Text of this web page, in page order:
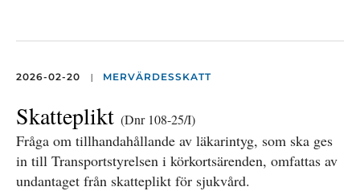
2026-02-20 | MERVÄRDESSKATT
Skatteplikt (Dnr 108-25/I)
Fråga om tillhandahållande av läkarintyg, som ska ges
in till Transportstyrelsen i körkortsärenden, omfattas av
undantaget från skatteplikt för sjukvård.